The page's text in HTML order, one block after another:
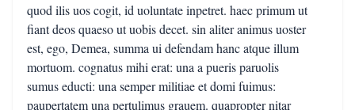
quod ilis uos cogit, id uoluntate inpetret. haec primum ut
fiant deos quaeso ut uobis decet. sin aliter animus uoster
est, ego, Demea, summa ui defendam hanc atque illum
mortuom. cognatus mihi erat: una a pueris paruolis
sumus educti: una semper militiae et domi fuimus:
paupertatem una pertulimus grauem. quapropter nitar